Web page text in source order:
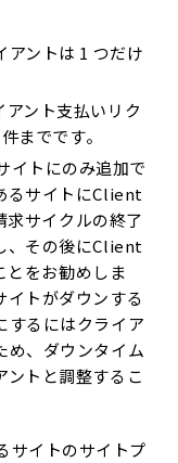
アントは 1 つだけ
アント支払いリク
までです。
トにのみ追加で
るサイトにClient
サイクルの終了
、その後にClient
をお勧めしま
イトがダウンする
するにはクライア
め、ダウンタイム
ントと調整するこ
イトのサイトプ